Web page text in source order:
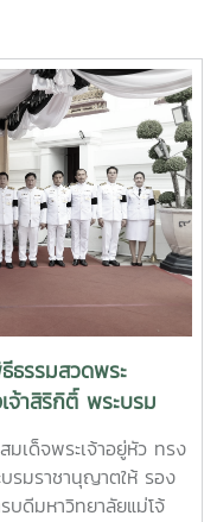
ธรรมสวดพระ
จ้าสิริกิติ์ พระบรม
พร้อมเข้ากราบ
เธอ เจ้าฟ้าพัชรกิติยา
สาริณีสิริพัชร มหา
เด็จพระเจ้าอยู่หัว ทรง
รมราชานุญาตให้ รอง
บดีมหาวิทยาลัยแม่โจ้